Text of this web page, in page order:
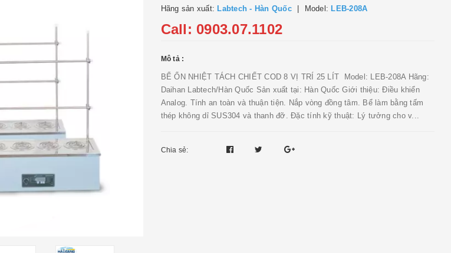
Hãng sản xuất: Labtech - Hàn Quốc Model: LEB-208A
Call: 0903.07.1102
Mô tả :
BỂ ỔN NHIỆT TÁCH CHIẾT COD 8 VỊ TRÍ 25 LÍT Model: LEB-208A Hãng:
Daihan Labtech/Hàn Quốc Sản xuất tại: Hàn Quốc Giới thiệu: Điều khiển
Analog. Tính an toàn và thuận tiện. Nắp vòng đồng tâm. Bể làm bằng tấm
thép không dỉ SUS304 và thanh đỡ. Đặc tính kỹ thuật: Lý tưởng cho v...
Chia sẻ: